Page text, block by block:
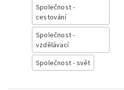
Společnost -
cestování
Společnost -
vzdělávací
Společnost - svět